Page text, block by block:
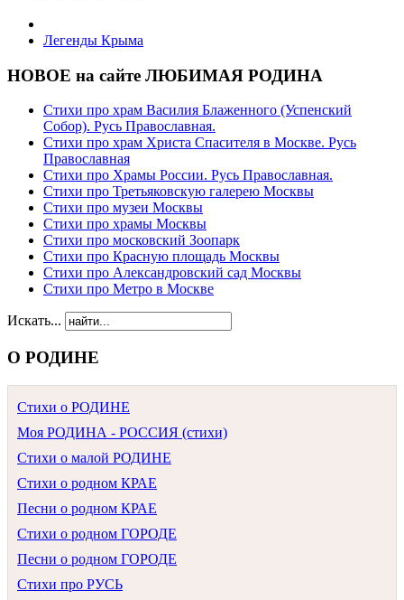
Легенды Крыма
НОВОЕ на сайте ЛЮБИМАЯ РОДИНА
Стихи про храм Василия Блаженного (Успенский
Собор). Русь Православная.
Стихи про храм Христа Спасителя в Москве. Русь
Православная
Стихи про Храмы России. Русь Православная.
Стихи про Третьяковскую галерею Москвы
Стихи про музеи Москвы
Стихи про храмы Москвы
Стихи про московский Зоопарк
Стихи про Красную площадь Москвы
Стихи про Александровский сад Москвы
Стихи про Метро в Москве
Искать...
О РОДИНЕ
Стихи о РОДИНЕ
Моя РОДИНА - РОССИЯ (стихи)
Стихи о малой РОДИНЕ
Стихи о родном КРАЕ
Песни о родном КРАЕ
Стихи о родном ГОРОДЕ
Песни о родном ГОРОДЕ
Стихи про РУСЬ